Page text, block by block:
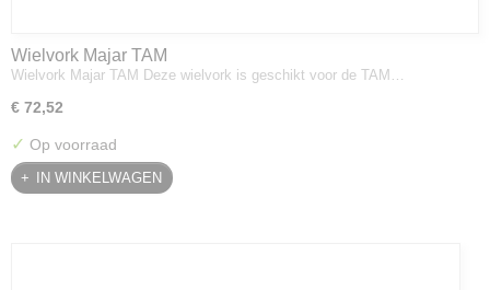
Wielvork Majar TAM
Wielvork Majar TAM Deze wielvork is geschikt voor de TAM…
€ 72,52
✓ Op voorraad
IN WINKELWAGEN